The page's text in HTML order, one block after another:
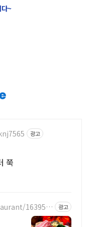
~
광고
쭉
163951
광고